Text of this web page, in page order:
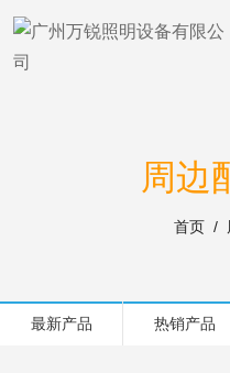
周边
首页
最新产品 热销产品